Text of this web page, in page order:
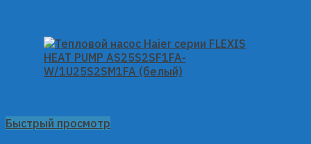
Быстрый просмотр